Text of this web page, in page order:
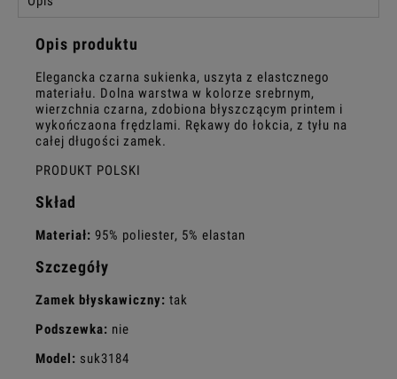
Opis produktu
Elegancka czarna sukienka, uszyta z elastcznego
materiału. Dolna warstwa w kolorze srebrnym,
wierzchnia czarna, zdobiona błyszczącym printem i
wykończaona frędzlami. Rękawy do łokcia, z tyłu na
całej długości zamek.
PRODUKT POLSKI
Skład
Materiał: 95% poliester, 5% elastan
Szczegóły
Zamek błyskawiczny: tak
Podszewka: nie
Model: suk3184